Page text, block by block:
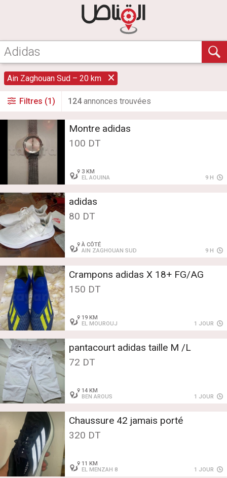
Ain Zaghouan Sud – 20 km
Filtres (1) 124annonces trouvées
Montre adidas
100 DT
3 KM
EL AOUINA
9 H
adidas
80 DT
À CÔTÉ
AIN ZAGHOUAN SUD
9 H
Crampons adidas X 18+ FG/AG
150 DT
19 KM
EL MOUROUJ
1 JOUR
pantacourt adidas taille M /L
72 DT
14 KM
BEN AROUS
1 JOUR
Chaussure 42 jamais porté
320 DT
11 KM
EL MENZAH 8
1 JOUR